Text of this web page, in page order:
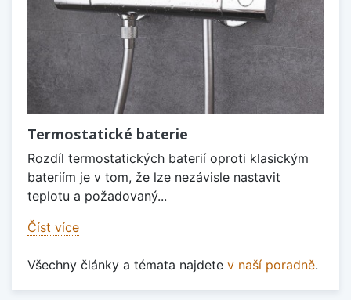
Termostatické baterie
Rozdíl termostatických baterií oproti klasickým
bateriím je v tom, že lze nezávisle nastavit
teplotu a požadovaný...
Číst více
Všechny články a témata najdete v naší poradně.